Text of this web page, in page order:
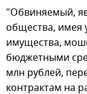
"Обвиняемый,
общества, имея
имущества,
бюджетными
млн рублей,
контрактам на